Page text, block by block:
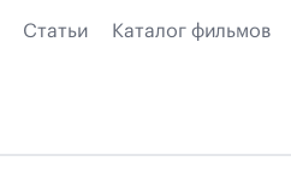
Статьи Каталог фильмов